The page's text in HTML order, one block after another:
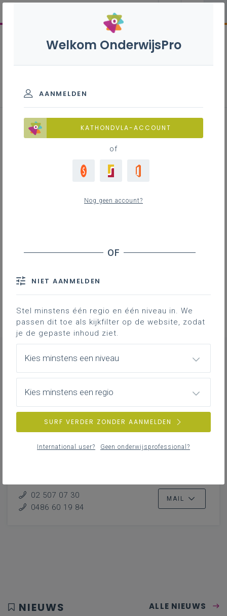
Raadpleeg via de leerplantool of download de
netwerken …
Koen Stassen
coördinatie leren en werken, duaal leren
en onderwijs-arbeidsmarkt
02 507 07 30
0486 60 19 84
MAIL
NIEUWS ALLE NIEUWS
Welkom OnderwijsPro
AANMELDEN
KATHONDVLA-ACCOUNT
of
Nog geen account?
NIET AANMELDEN
Stel minstens één regio en één niveau in. We
passen dit toe als kijkfilter op de website, zodat
je de gepaste inhoud ziet.
Kies minstens een niveau
Kies minstens een regio
SURF VERDER ZONDER AANMELDEN
International user? Geen onderwijsprofessional?